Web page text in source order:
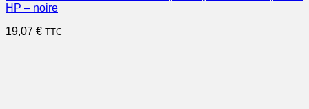
HP – noire
19,07 € TTC